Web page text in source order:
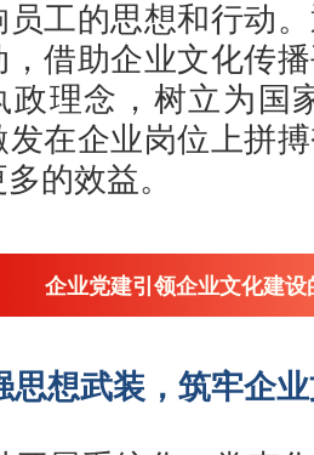
员工的思想和行动
，借助企业文化传
政理念，树立为国
发在企业岗位上拼
的效益。
企业党建引领企业文化建设
思想武装，筑牢企